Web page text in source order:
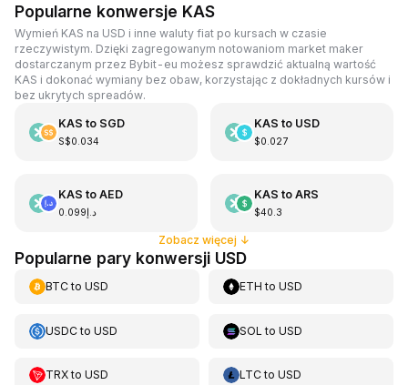
Popularne konwersje KAS
Wymień KAS na USD i inne waluty fiat po kursach w czasie
rzeczywistym. Dzięki zagregowanym notowaniom market maker
dostarczanym przez Bybit-eu możesz sprawdzić aktualną wartość
KAS i dokonać wymiany bez obaw, korzystając z dokładnych kursów i
bez ukrytych spreadów.
KAS to SGD
S$0.034
KAS to USD
$0.027
KAS to AED
د.إ0.099
KAS to ARS
$40.3
Zobacz więcej ↓
Popularne pary konwersji USD
BTCto USD ETH toUSD
USDCto USD SOL toUSD
TRXto USD LTCtoUSD